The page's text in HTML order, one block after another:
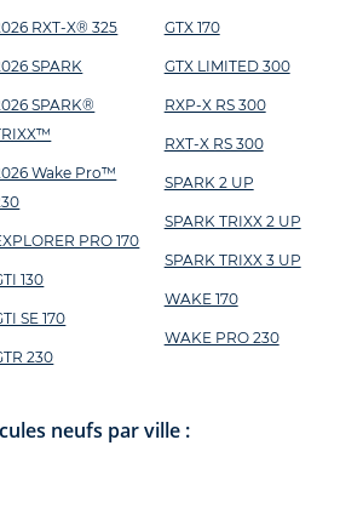
RXT-X® 325
SPARK
SPARK®
Wake Pro™
PRO 170
130
SE 170
230
GTX 170
GTX LIMITED 300
RXP-X RS 300
RXT-X RS 300
SPARK 2 UP
SPARK TRIXX 2 UP
SPARK TRIXX 3 UP
WAKE 170
WAKE PRO 230
neufs par ville :